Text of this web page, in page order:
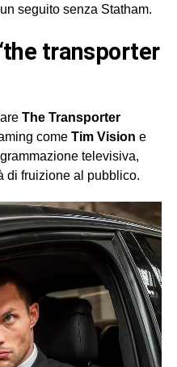
seguito senza Statham.
The Transporter
come Tim Vision e
televisiva,
di fruizione al pubblico.